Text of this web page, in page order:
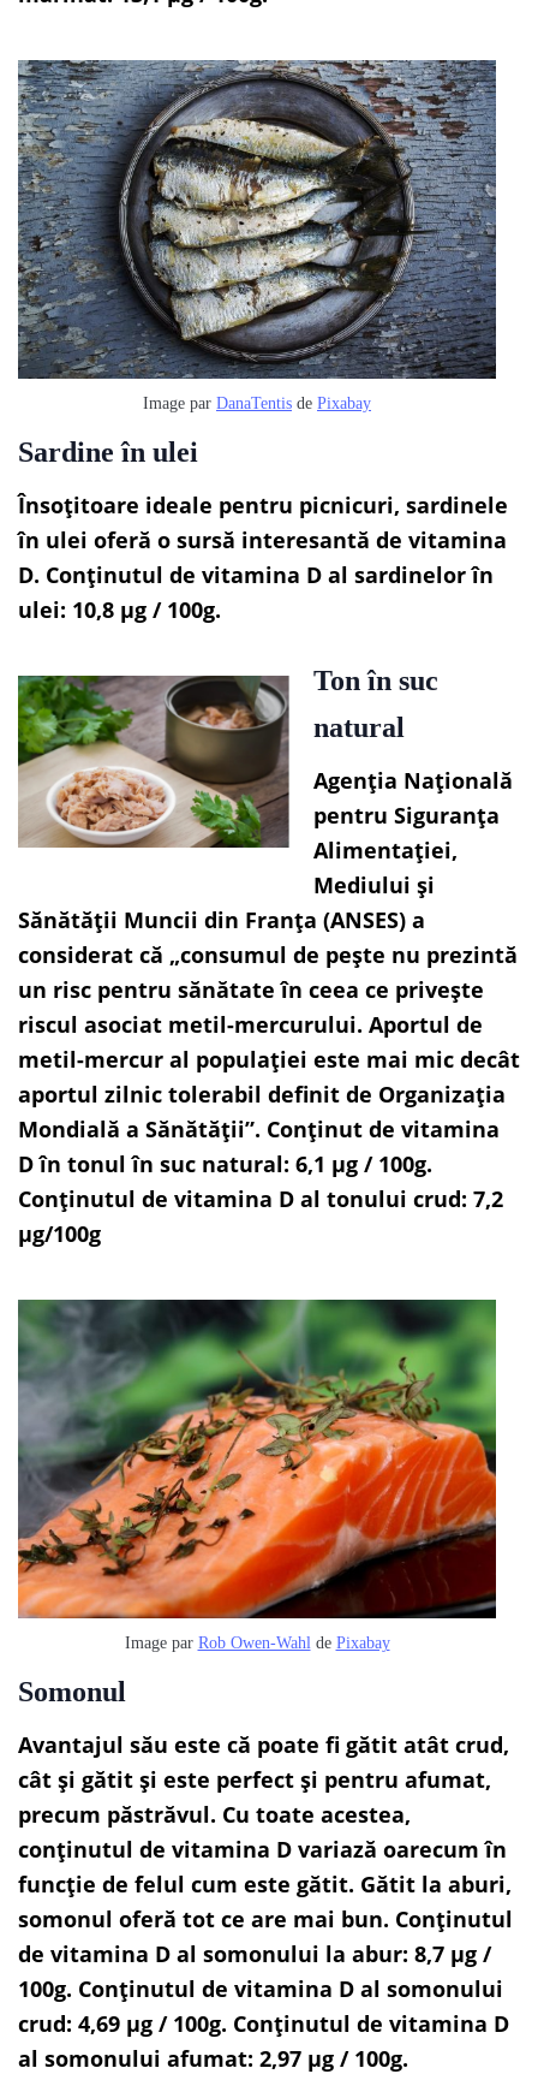
Image par DanaTentis de Pixabay
Sardine în ulei
Însoțitoare ideale pentru picnicuri, sardinele
în ulei oferă o sursă interesantă de vitamina
D. Conținutul de vitamina D al sardinelor în
ulei: 10,8 µg / 100g.
Ton în suc
natural
Agenția Națională
pentru Siguranța
Alimentației,
Mediului și
Sănătății Muncii din Franța (ANSES) a
considerat că „consumul de pește nu prezintă
un risc pentru sănătate în ceea ce privește
riscul asociat metil-mercurului. Aportul de
metil-mercur al populației este mai mic decât
aportul zilnic tolerabil definit de Organizația
Mondială a Sănătății”. Conținut de vitamina
D în tonul în suc natural: 6,1 µg / 100g.
Conținutul de vitamina D al tonului crud: 7,2
µg/100g
Image par Rob Owen-Wahl de Pixabay
Somonul
Avantajul său este că poate fi gătit atât crud,
cât și gătit și este perfect și pentru afumat,
precum păstrăvul. Cu toate acestea,
conținutul de vitamina D variază oarecum în
funcție de felul cum este gătit. Gătit la aburi,
somonul oferă tot ce are mai bun. Conținutul
de vitamina D al somonului la abur: 8,7 µg /
100g. Conținutul de vitamina D al somonului
crud: 4,69 µg / 100g. Conținutul de vitamina D
al somonului afumat: 2,97 µg / 100g.